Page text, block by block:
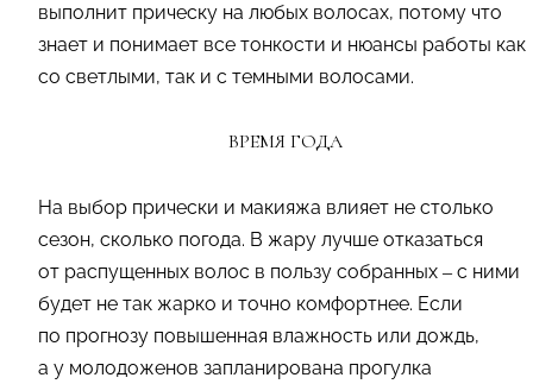
выполнит прическу на любых волосах, потому что
знает и понимает все тонкости и нюансы работы как
со светлыми, так и c темными волосами.
ВРЕМЯ ГОДА
На выбор прически и макияжа влияет не столько
сезон, сколько погода. В жару лучше отказаться
от распущенных волос в пользу собранных – с ними
будет не так жарко и точно комфортнее. Если
по прогнозу повышенная влажность или дождь,
а у молодоженов запланирована прогулка